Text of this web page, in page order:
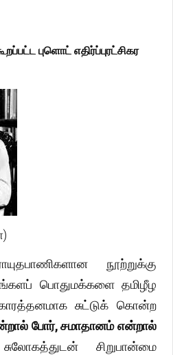
புளொட் எதிர்ப்புரட்சிகர
நூற்றுக்கு
பொதுமக்களை தமிழீழ
சுட்டுக் கொன்ற
போர், சமாதானம் என்றால்
சிறுபான்மை